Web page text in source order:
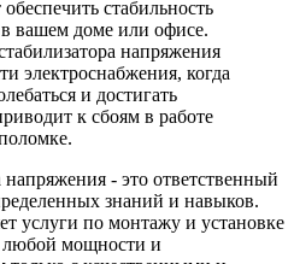
стабильность
вашем доме или офисе.
напряжения
электроснабжения, когда
и достигать
к сбоям в работе
- это ответственный
знаний и навыков.
услуги по монтажу и установке
любой мощности и